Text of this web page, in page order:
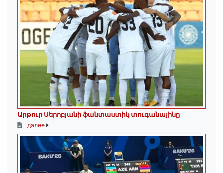
Արթուր Սերոբյանի ֆանտաստիկ տուգանայինը
далее